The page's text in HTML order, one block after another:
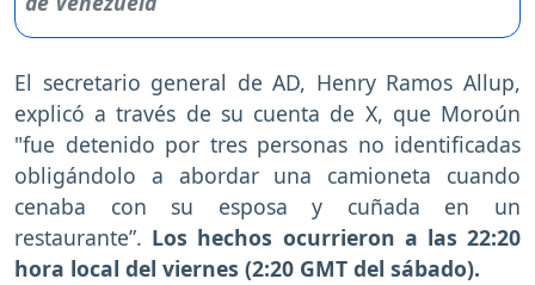
El secretario general de AD, Henry Ramos Allup,
explicó a través de su cuenta de X, que Moroún
"fue detenido por tres personas no identificadas
obligándolo a abordar una camioneta cuando
cenaba con su esposa y cuñada en un
restaurante”. Los hechos ocurrieron a las 22:20
hora local del viernes (2:20 GMT del sábado).